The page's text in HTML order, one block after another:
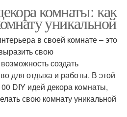
комнаты: как
уникальной
в своей комнате – это
свою
создать
для отдыха и работы. В этой
DIY идей декора комнаты,
свою комнату уникальной